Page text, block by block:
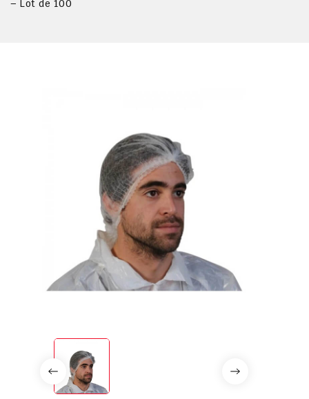
– Lot de 100